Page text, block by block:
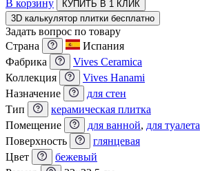
В корзину
КУПИТЬ В 1 КЛИК
3D калькулятор плитки бесплатно
Задать вопрос по товару
Страна
Испания
Фабрика
Vives Ceramica
Коллекция
Vives Hanami
Назначение
для стен
Тип
керамическая плитка
Помещение
для ванной, для туалета
Поверхность
глянцевая
Цвет
бежевый